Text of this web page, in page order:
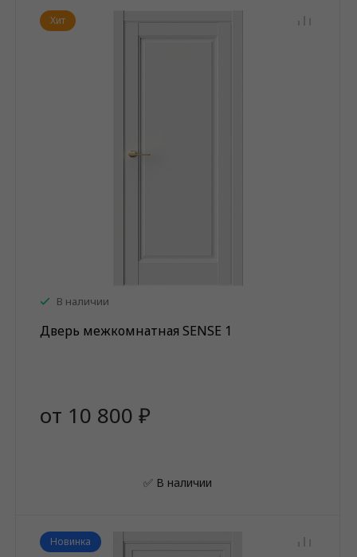
Хит
В наличии
Дверь межкомнатная SENSE 1
от 10 800 ₽
✅ В наличии
Новинка